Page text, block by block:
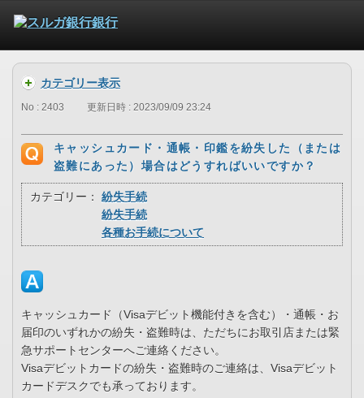
カテゴリー表示
No : 2403 更新日時 : 2023/09/09 23:24
キャッシュカード・通帳・印鑑を紛失した（または
盗難にあった）場合はどうすればいいですか？
カテゴリー：
紛失手続
紛失手続
各種お手続について
キャッシュカード（Visaデビット機能付きを含む）・通帳・お
届印のいずれかの紛失・盗難時は、ただちにお取引店または緊
急サポートセンターへご連絡ください。
Visaデビットカードの紛失・盗難時のご連絡は、Visaデビット
カードデスクでも承っております。